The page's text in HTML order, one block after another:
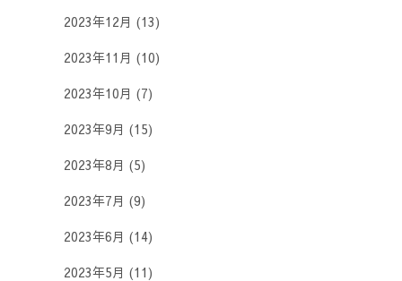
2023年12月 (13)
2023年11月 (10)
2023年10月 (7)
2023年9月 (15)
2023年8月 (5)
2023年7月 (9)
2023年6月 (14)
2023年5月 (11)